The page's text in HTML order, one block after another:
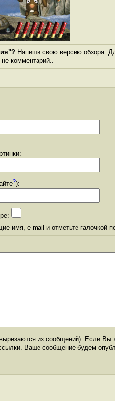
Напиши свою версию обзора.
не комментарий..
?):
имя, e-mail и отметьте галочкой
из сообщений). Если Вы
Ваше сообщение будем